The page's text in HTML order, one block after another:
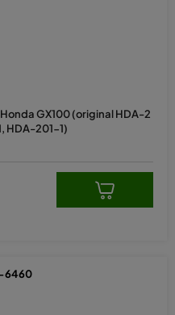
GX100 (original HDA-2
HDA-201-1)
6460